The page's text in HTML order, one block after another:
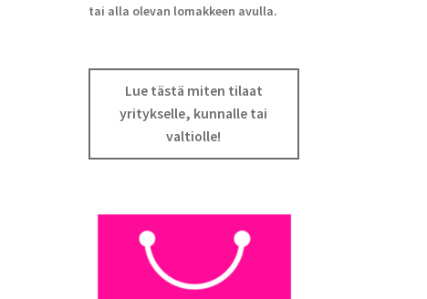
tai alla olevan lomakkeen avulla.
Lue tästä miten tilaat
yritykselle, kunnalle tai
valtiolle!